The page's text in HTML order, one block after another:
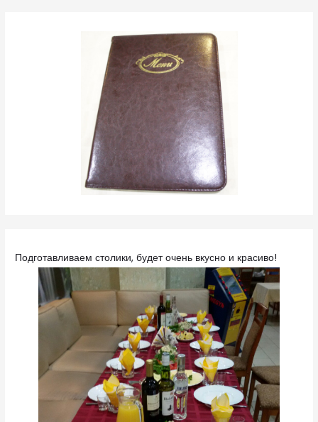
Подготавливаем столики, будет очень вкусно и красиво!